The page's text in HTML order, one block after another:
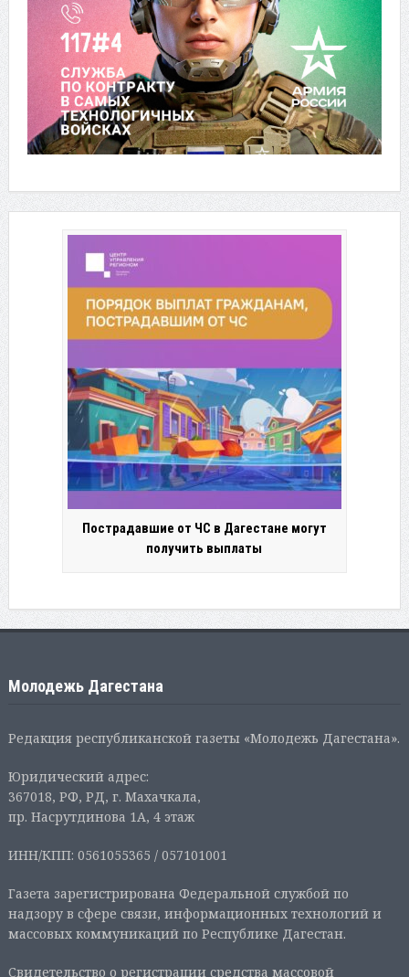
Пострадавшие от ЧС в Дагестане могут
получить выплаты
Молодежь Дагестана
Редакция республиканской газеты «Молодежь Дагестана».
Юридический адрес:
367018, РФ, РД, г. Махачкала,
пр. Насрутдинова 1А, 4 этаж
ИНН/КПП: 0561055365 / 057101001
Газета зарегистрирована Федеральной службой по
надзору в сфере связи, информационных технологий и
массовых коммуникаций по Республике Дагестан.
Свидетельство о регистрации средства массовой